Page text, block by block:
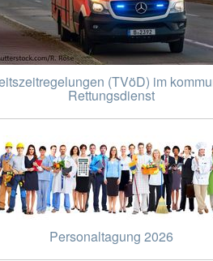
(TVöD) im
Rettungsdienst
Personaltagung 2026